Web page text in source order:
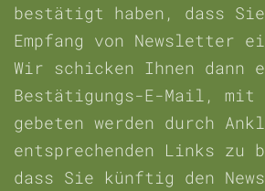
bestätigt haben, dass
Empfang von Newsletter
Wir schicken Ihnen dann
Bestätigungs-E-Mail, mit
gebeten werden durch
entsprechenden Links zu
dass Sie künftig den